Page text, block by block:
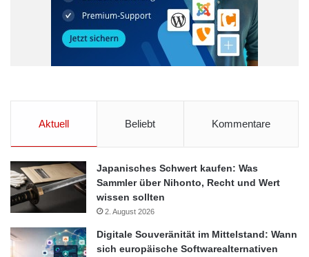
Aktuell Beliebt Kommentare
Japanisches Schwert kaufen: Was
Sammler über Nihonto, Recht und Wert
wissen sollten
2. August 2026
Digitale Souveränität im Mittelstand: Wann
sich europäische Softwarealternativen